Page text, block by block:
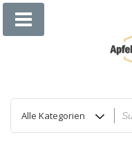
Zum
Inhalt